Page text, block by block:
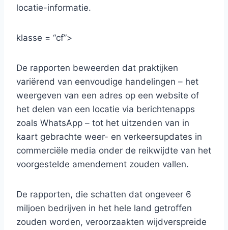
locatie-informatie.
klasse = “cf”>
De rapporten beweerden dat praktijken
variërend van eenvoudige handelingen – het
weergeven van een adres op een website of
het delen van een locatie via berichtenapps
zoals WhatsApp – tot het uitzenden van in
kaart gebrachte weer- en verkeersupdates in
commerciële media onder de reikwijdte van het
voorgestelde amendement zouden vallen.
De rapporten, die schatten dat ongeveer 6
miljoen bedrijven in het hele land getroffen
zouden worden, veroorzaakten wijdverspreide